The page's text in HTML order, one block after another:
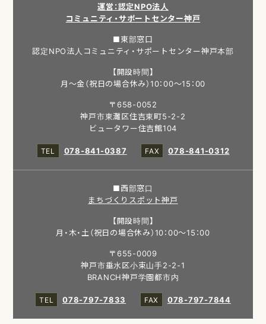
運営：認定NPO法人
コミュニティ・サポートセンター神戸
■東部窓口
認定NPO法人コミュニティ・サポートセンター神戸本部
【開設時間】
月～金（祝日の場合休み）10：00～15：00
〒658-0052
神戸市東灘区住吉東町5-2-2
ビュータワー住吉館104
078-841-0387
078-841-0312
■西部窓口
まちづくりスポット神戸
【開設時間】
月・木・土（祝日の場合休み）10：00～15：00
〒655-0009
神戸市垂水区小束山手2-2-1
BRANCH神戸学園都市内
078-797-7833
078-797-7844